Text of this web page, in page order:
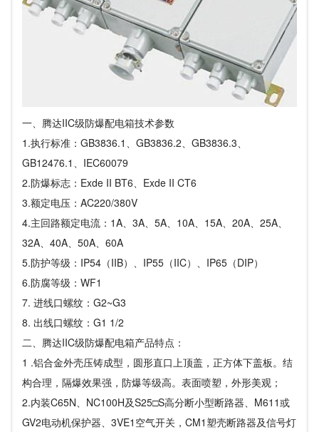
一、腾达IIC级防爆配电箱技术参数
1.执行标准：GB3836.1、GB3836.2、GB3836.3、
GB12476.1、IEC60079
2.防爆标志：Exde II BT6、Exde II CT6
3.额定电压：AC220/380V
4.主回路额定电流：1A、3A、5A、10A、15A、20A、25A、
32A、40A、50A、60A
5.防护等级：IP54（IIB）、IP55（IIC）、IP65（DIP）
6.防腐等级：WF1
7. 进线口螺纹：G2~G3
8. 出线口螺纹：G1 1/2
二、腾达IIC级防爆配电箱产品特点：
1 .铝合金外壳压铸成型，圆形直口上顶盖，正方体下盖板。结
构合理，隔爆效果强，防爆等级高。表面喷塑，外形美观；
2.内装C65N、NC100H及S25□S高分断小型断路器、M611或
GV2电动机保护器、3VE1空气开关，CM1塑壳断路器及信号灯